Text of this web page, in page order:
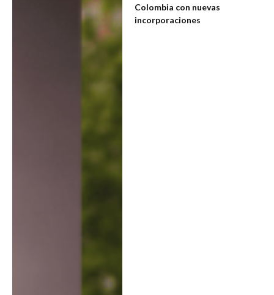
Colombia con nuevas
incorporaciones